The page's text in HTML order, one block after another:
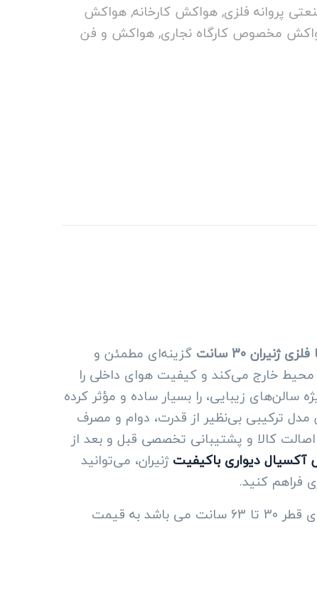
پروانه فلزی,هواکش کارخانه,هواکش
مخصوص کارگاه نجاری,هواکش و فن
30 سانت
گزینه‌ای مطمئن و
محیط خارج می‌کند و کیفیت هوای داخلی را
زیبایی، را بسیار ساده و مؤثر کرده
ترکیبی بی‌نظیر از قدرت، دوام و مصرف
کالا و پشتیبانی تخصصی قبل و بعد از
آکسیال دیواری باکیفیتژنیران، می‌توانید
فراهم کنید.
هواکش 7پر ایلکای فلزی ژنیران دارای ظرفیت های 1600 متر مکعب تا 10250 متر مکعب بر ساعت است و دارای قطر 30 تا 63 سانت می باشد به قیمت